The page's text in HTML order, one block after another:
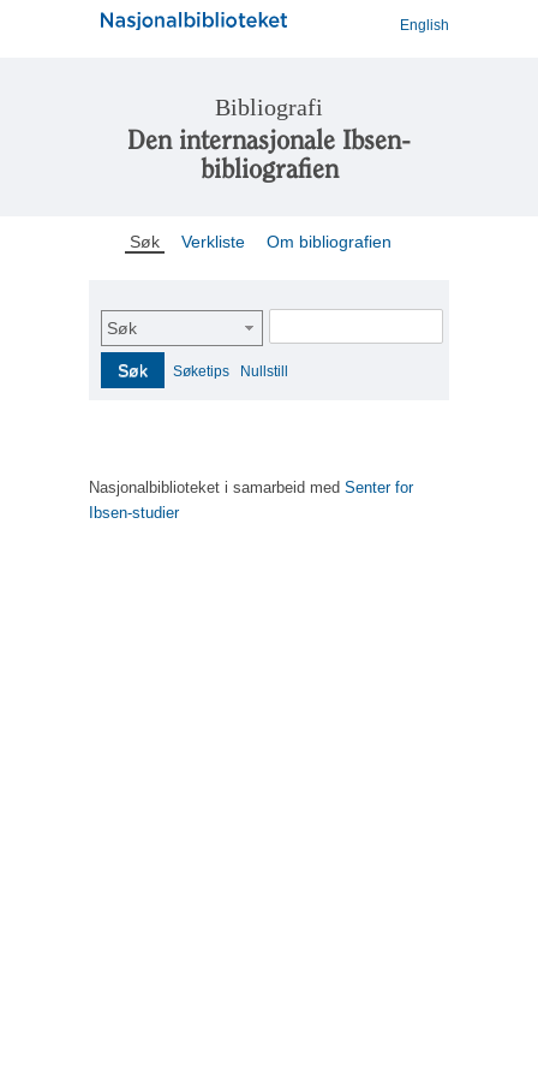
English
Bibliografi
Den internasjonale Ibsen-
bibliografien
Søk Verkliste Om bibliografien
Søk
Søk Søketips Nullstill
Nasjonalbiblioteket i samarbeid med Senter for
Ibsen-studier